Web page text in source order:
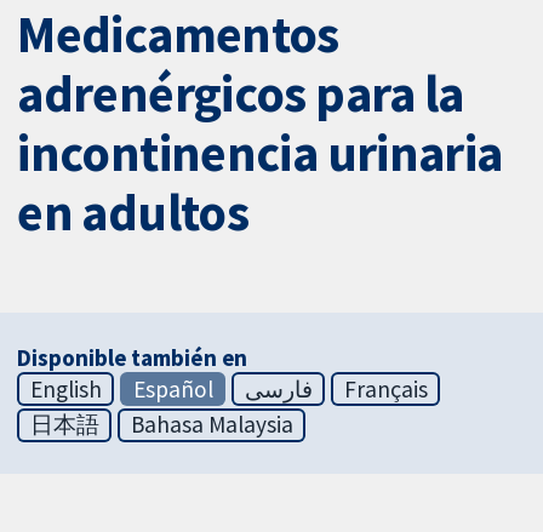
Medicamentos
adrenérgicos para la
incontinencia urinaria
en adultos
Disponible también en
English
Español فارسی
Français
日本語
Bahasa Malaysia